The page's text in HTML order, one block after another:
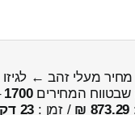
מעלי זהב ← לגיזו
המחירים1700
873.29 ₪ / זמן : 23 דקות 37 שניות